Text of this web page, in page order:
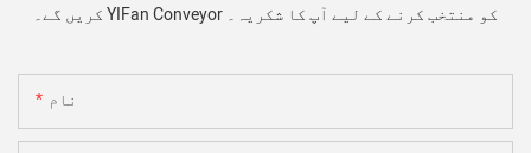
کریں گے۔ YIFan Conveyor کو منتخب کرنے کے لیے آپ کا شکریہ۔
نام